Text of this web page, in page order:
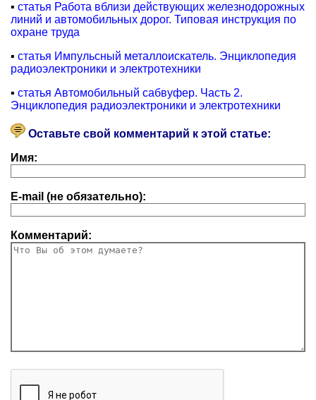
▪ статья Работа вблизи действующих железнодорожных
линий и автомобильных дорог. Типовая инструкция по
охране труда
▪ статья Импульсный металлоискатель. Энциклопедия
радиоэлектроники и электротехники
▪ статья Автомобильный сабвуфер. Часть 2.
Энциклопедия радиоэлектроники и электротехники
Оставьте свой комментарий к этой статье:
Имя:
E-mail (не обязательно):
Комментарий: